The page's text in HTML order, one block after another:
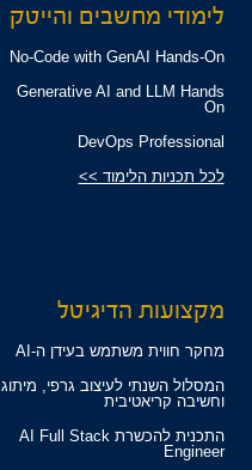
לימודי מחשבים והייטק
No-Code with GenAI Hands-On
Generative AI and LLM Hands
On
DevOps Professional
לכל תכניות הלימוד >>
מקצועות הדיגיטל
מחקר חווית משתמש בעידן ה-AI
המסלול השנתי לעיצוב גרפי, מיתוג
וחשיבה קריאטיבית
התכנית להכשרת AI Full Stack
Engineer